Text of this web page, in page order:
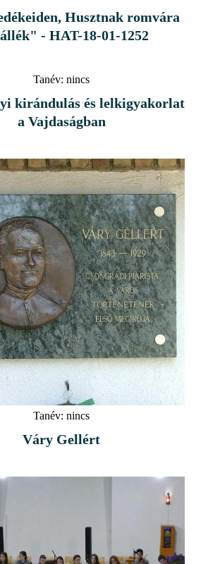
Husztnak romvára
- HAT-18-01-1252
Tanév: nincs
kirándulás és lelkigyakorlat
a Vajdaságban
Tanév: nincs
Váry Gellért